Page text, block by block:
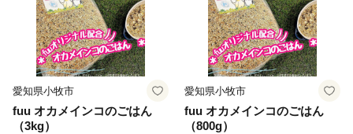
愛知県小牧市
fuu オカメインコのごはん
（3kg）
愛知県小牧市
fuu オカメインコのごはん
（800g）